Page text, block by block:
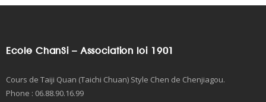
i
e
o
t
r
k
I
t
e
Ecole ChanSi – Association loi 1901
Cours de Taiji Quan (Taichi Chuan) Style Chen de Chenjiagou.
Phone : 06.88.90.16.99